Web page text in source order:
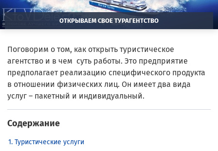
ОТКРЫВАЕМ СВОЕ ТУРАГЕНТСТВО
Поговорим о том, как открыть туристическое
агентство и в чем суть работы. Это предприятие
предполагает реализацию специфического продукта
в отношении физических лиц. Он имеет два вида
услуг – пакетный и индивидуальный.
Содержание
Туристические услуги